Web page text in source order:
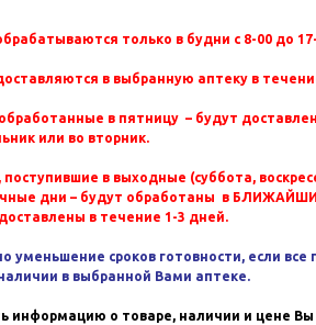
только в будни с 8-00 до
в выбранную аптеку в
в пятницу – будут
или во вторник.
поступившие в выходные (суббота,
дни – будут обработаны в
в течение 1-3 дней.
уменьшение сроков готовности, если все
в выбранной Вами аптеке.
информацию о товаре, наличии и цене